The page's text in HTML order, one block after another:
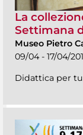
La
Settimana
Museo Pietro
09/04 - 17/04/
Didattica per